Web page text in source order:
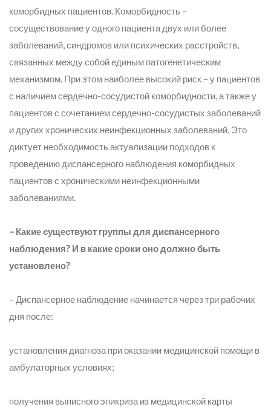
коморбидных пациентов. Коморбидность –
сосуществование у одного пациента двух или более
заболеваний, синдромов или психических расстройств,
связанных между собой единым патогенетическим
механизмом. При этом наиболее высокий риск – у пациентов
с наличием сердечно-сосудистой коморбидности, а также у
пациентов с сочетанием сердечно-сосудистых заболеваний
и других хронических неинфекционных заболеваний. Это
диктует необходимость актуализации подходов к
проведению диспансерного наблюдения коморбидных
пациентов с хроническими неинфекционными
заболеваниями.
– Какие существуют группы для диспансерного
наблюдения? И в какие сроки оно должно быть
установлено?
– Диспансерное наблюдение начинается через три рабочих
дня после:
установления диагноза при оказании медицинской помощи в
амбулаторных условиях;
получения выписного эпикриза из медицинской карты